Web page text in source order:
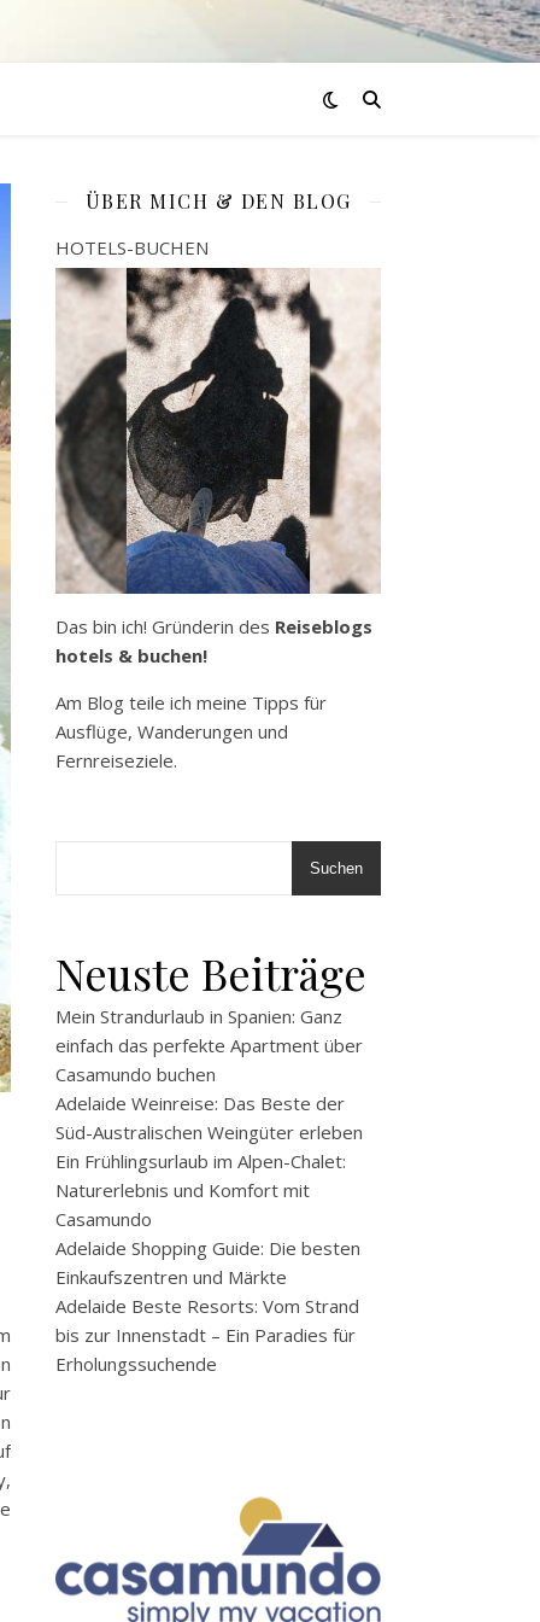
ÜBER MICH & DEN BLOG
HOTELS-BUCHEN
Das bin ich! Gründerin des Reiseblogs
hotels & buchen!
Am Blog teile ich meine Tipps für
Ausflüge, Wanderungen und
Fernreiseziele.
Suchen
Neuste Beiträge
Mein Strandurlaub in Spanien: Ganz
einfach das perfekte Apartment über
Casamundo buchen
Adelaide Weinreise: Das Beste der
Süd-Australischen Weingüter erleben
Ein Frühlingsurlaub im Alpen-Chalet:
Naturerlebnis und Komfort mit
Casamundo
Adelaide Shopping Guide: Die besten
Einkaufszentren und Märkte
Adelaide Beste Resorts: Vom Strand
bis zur Innenstadt – Ein Paradies für
Erholungssuchende